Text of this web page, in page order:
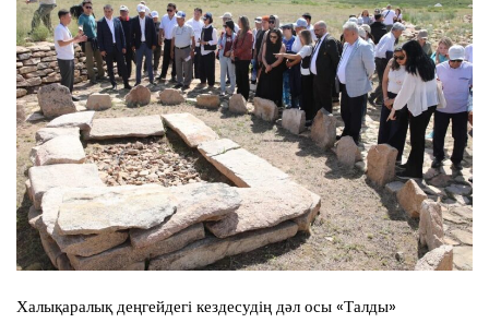
Халықаралық деңгейдегі кездесудің дәл осы «Талды»